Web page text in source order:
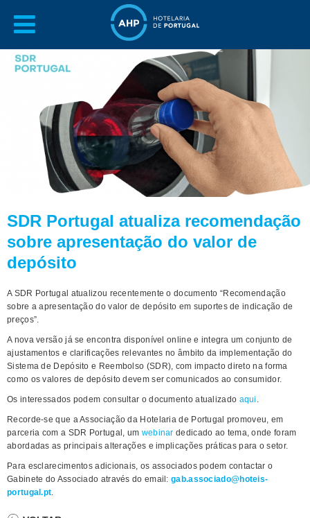
SDR Portugal atualiza recomendação
sobre apresentação do valor de
depósito
A SDR Portugal atualizou recentemente o documento “Recomendação
sobre a apresentação do valor de depósito em suportes de indicação de
preços”.
A nova versão já se encontra disponível online e integra um conjunto de
ajustamentos e clarificações relevantes no âmbito da implementação do
Sistema de Depósito e Reembolso (SDR), com impacto direto na forma
como os valores de depósito devem ser comunicados ao consumidor.
Os interessados podem consultar o documento atualizado aqui .
Recorde-se que a Associação da Hotelaria de Portugal promoveu, em
parceria com a SDR Portugal, um webinar dedicado ao tema, onde foram
abordadas as principais alterações e implicações práticas para o setor.
Para esclarecimentos adicionais, os associados podem contactar o
Gabinete do Associado através do email:gab.associado@hoteis-
portugal.pt.